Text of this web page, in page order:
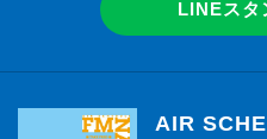
LINEスタ
AIR